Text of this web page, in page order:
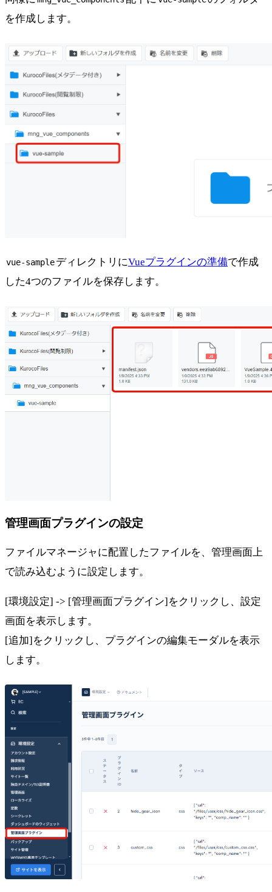
を作成します。
vue-sampleディレクトリにVueプラグインの準備で作成
した4つのファイルを保存します。
管理画面プラグインの設定
ファイルマネージャに配置したファイルを、管理画面上
で読み込むように設定します。
[環境設定] -> [管理画面プラグイン]をクリックし、設定
画面を表示します。
[追加]をクリックし、プラグインの編集モーダルを表示
します。